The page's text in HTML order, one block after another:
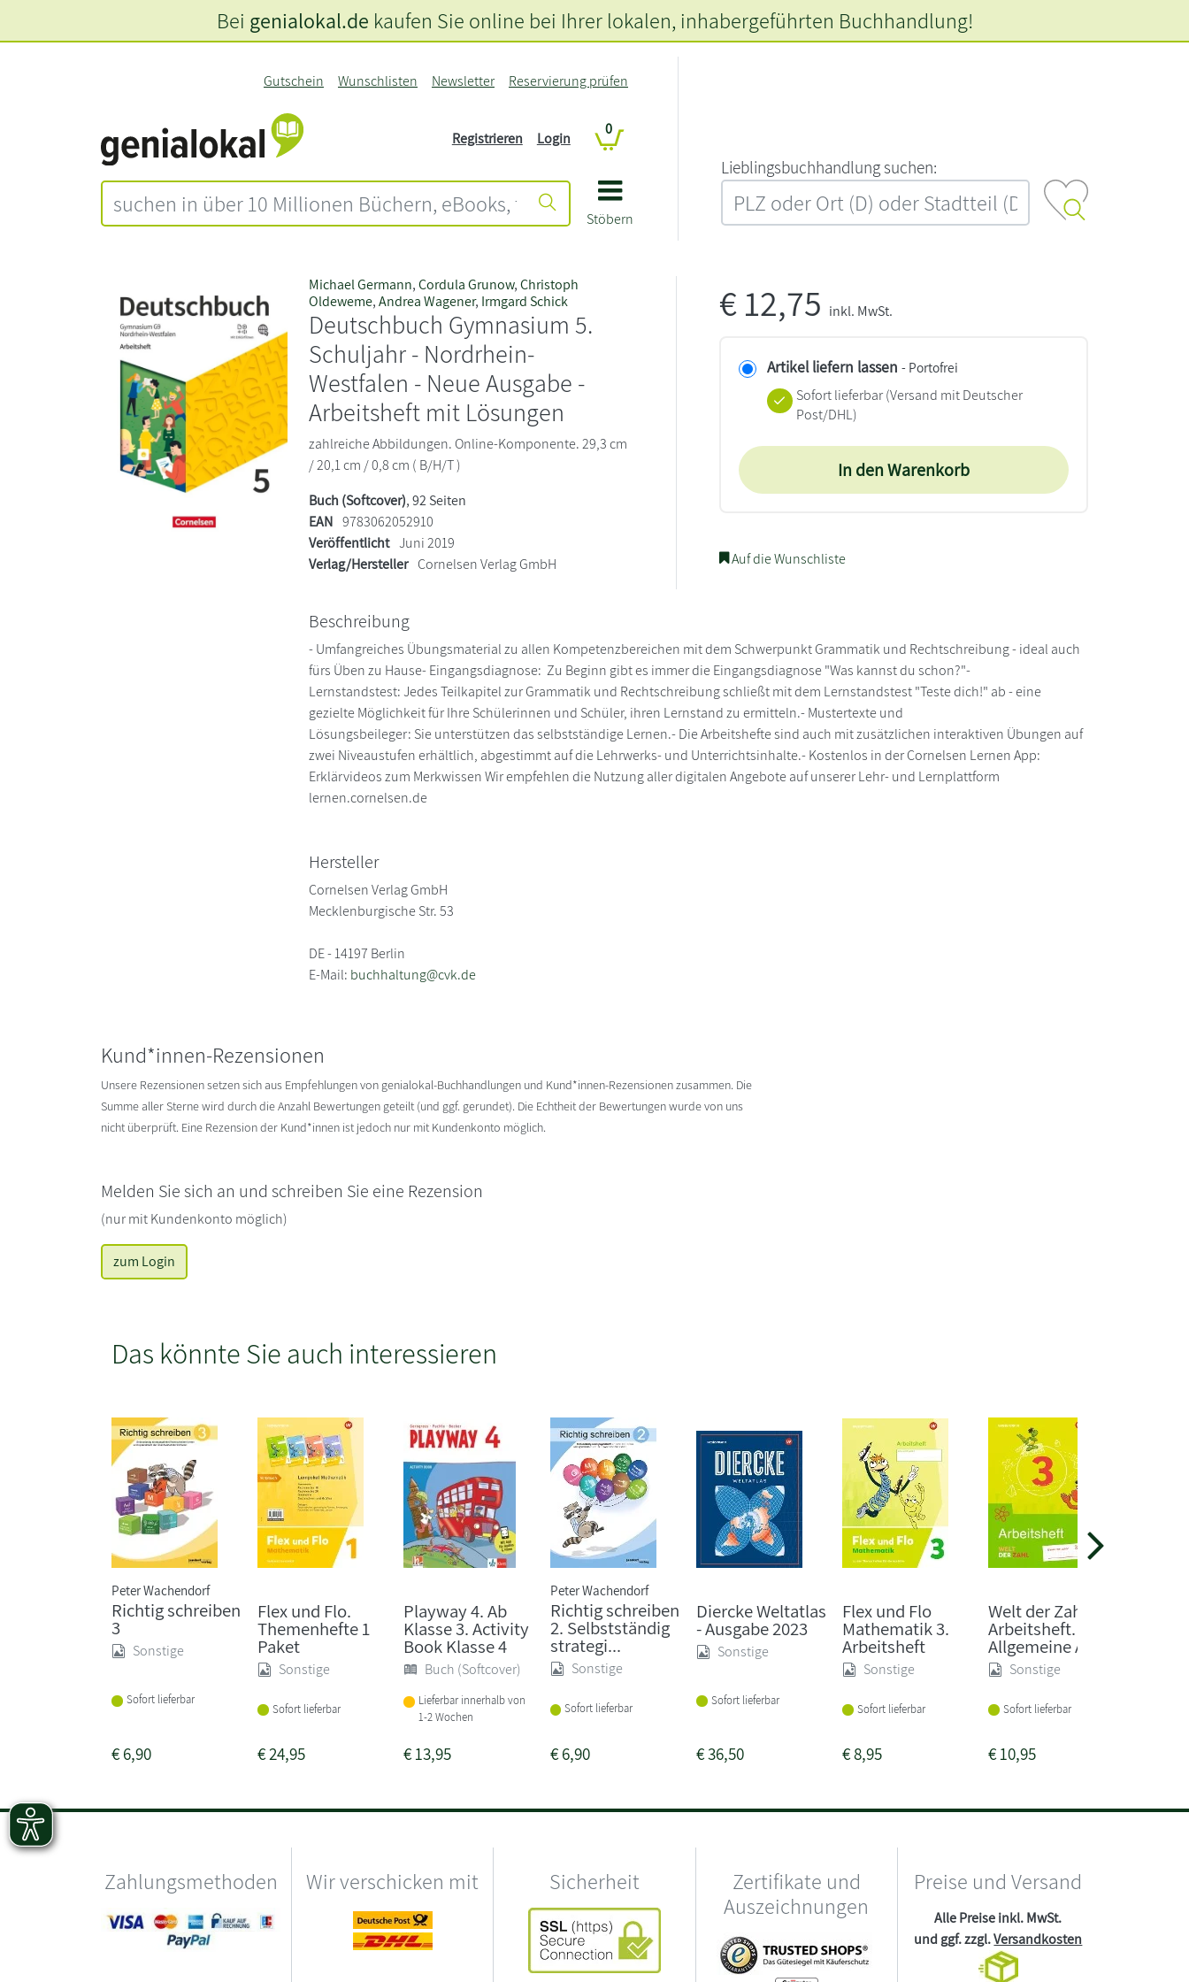
Stöbern
Gutschein Wunschlisten Newsletter Reservierung prüfen
Registrieren Login
0
L‍i‍e‍b‍l‍i‍n‍g‍s‍b‍u‍c‍h‍h‍a‍n‍d‍l‍u‍n‍g‍ ‍s‍u‍c‍h‍e‍n‍:‍
Bei genialokal.de kaufen Sie online bei Ihrer lokalen, inhabergeführten Buchhandlung!
Michael Germann,Cordula Grunow,Christoph
Oldeweme,Andrea Wagener, Irmgard Schick
Deutschbuch Gymnasium 5.
Schuljahr - Nordrhein-
Westfalen - Neue Ausgabe -
Arbeitsheft mit Lösungen
zahlreiche Abbildungen. Online-Komponente. 29,3 cm
/ 20,1 cm / 0,8 cm ( B/H/T )
Buch (Softcover), 92 Seiten
EAN 9783062052910
Veröffentlicht Juni 2019
Verlag/Hersteller Cornelsen Verlag GmbH
€12,75 inkl. MwSt.
Artikel liefern lassen - Portofrei
Sofort lieferbar(Versand mit Deutscher
Post/DHL)
In den Warenkorb
Auf die Wunschliste
Beschreibung
- Umfangreiches Übungsmaterial zu allen Kompetenzbereichen mit dem Schwerpunkt Grammatik und Rechtschreibung - ideal auch
fürs Üben zu Hause- Eingangsdiagnose: Zu Beginn gibt es immer die Eingangsdiagnose "Was kannst du schon?"-
Lernstandstest: Jedes Teilkapitel zur Grammatik und Rechtschreibung schließt mit dem Lernstandstest "Teste dich!" ab - eine
gezielte Möglichkeit für Ihre Schülerinnen und Schüler, ihren Lernstand zu ermitteln.- Mustertexte und
Lösungsbeileger: Sie unterstützen das selbstständige Lernen.- Die Arbeitshefte sind auch mit zusätzlichen interaktiven Übungen auf
zwei Niveaustufen erhältlich, abgestimmt auf die Lehrwerks- und Unterrichtsinhalte.- Kostenlos in der Cornelsen Lernen App:
Erklärvideos zum Merkwissen Wir empfehlen die Nutzung aller digitalen Angebote auf unserer Lehr- und Lernplattform
lernen.cornelsen.de
Hersteller
Cornelsen Verlag GmbH
Mecklenburgische Str. 53
DE - 14197 Berlin
E-Mail: buchhaltung@cvk.de
Kund*innen-Rezensionen
Unsere Rezensionen setzen sich aus Empfehlungen von genialokal-Buchhandlungen und Kund*innen-Rezensionen zusammen. Die
Summe aller Sterne wird durch die Anzahl Bewertungen geteilt (und ggf. gerundet). Die Echtheit der Bewertungen wurde von uns
nicht überprüft. Eine Rezension der Kund*innen ist jedoch nur mit Kundenkonto möglich.
Melden Sie sich an und schreiben Sie eine Rezension
(nur mit Kundenkonto möglich)
zum Login
Das könnte Sie auch interessieren
Peter Wachendorf
Richtig schreiben
3
Sonstige
Sofort lieferbar
€6,90
Flex und Flo.
Themenhefte 1
Paket
Sonstige
Sofort lieferbar
€24,95
Playway 4. Ab
Klasse 3. Activity
Book Klasse 4
Buch (Softcover)
Lieferbar innerhalb von
1-2 Wochen
€13,95
Peter Wachendorf
Richtig schreiben
2. Selbstständig
strategi...
Sonstige
Sofort lieferbar
€6,90
Diercke Weltatlas
- Ausgabe 2023
Sonstige
Sofort lieferbar
€36,50
Flex und Flo
Mathematik 3.
Arbeitsheft
Sonstige
Sofort lieferbar
€8,95
Welt der Zahl 3.
Arbeitsheft.
Allgemeine A...
Sonstige
Sofort lieferbar
€10,95
Zahlungsmethoden Wir verschicken mit Sicherheit
Zertifikate und
Auszeichnungen
Preise und Versand
Alle Preise inkl. MwSt.
und ggf. zzgl.Versandkosten